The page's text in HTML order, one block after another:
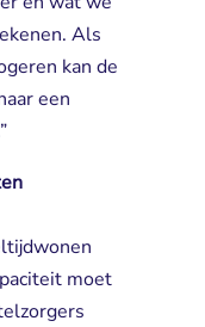
Als
kan de
een
moet